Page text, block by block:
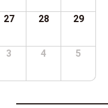
27 28 29
3 4 5